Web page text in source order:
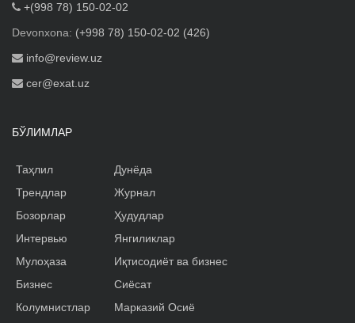
+(998 78) 150-02-02
Devonxona: (+998 78) 150-02-02 (426)
info@review.uz
cer@exat.uz
БЎЛИМЛАР
Таҳлил
Трендлар
Бозорлар
Интервью
Мулоҳаза
Бизнес
Колумнистлар
Дунёда
Журнал
Ҳудудлар
Янгиликлар
Иқтисодиёт ва бизнес
Сиёсат
Марказий Осиё